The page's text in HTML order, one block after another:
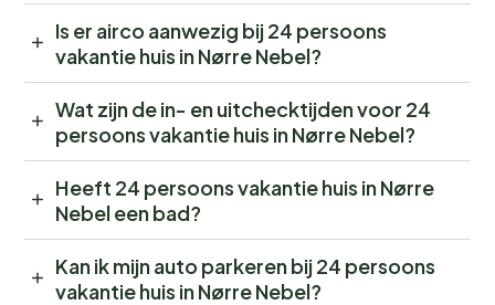
Is er airco aanwezig bij 24 persoons
vakantie huis in Nørre Nebel?
Wat zijn de in- en uitchecktijden voor 24
persoons vakantie huis in Nørre Nebel?
Heeft 24 persoons vakantie huis in Nørre
Nebel een bad?
Kan ik mijn auto parkeren bij 24 persoons
vakantie huis in Nørre Nebel?